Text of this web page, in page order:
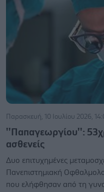
Παρασκευή, 10 Ιουλίου 2026,
''Παπαγεωργίου'':
ασθενείς
Δυο επιτυχημένες
Πανεπιστημιακή
που ελήφθησαν από τη